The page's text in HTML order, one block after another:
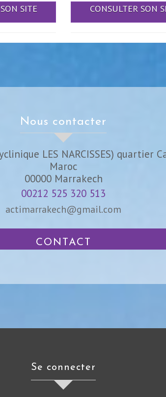
SITE CONSULTER SON
nous contacter
LES NARCISSES) quartier
Maroc
00000 Marrakech
00212 525 320 513
actimarrakech@gmail.com
CONTACT
se connecter